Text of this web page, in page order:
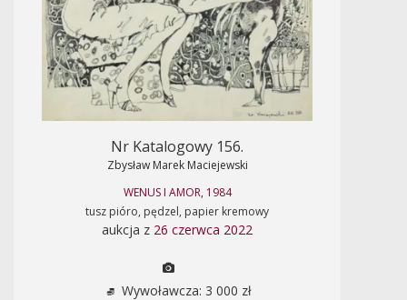
Nr Katalogowy 156.
Zbysław Marek Maciejewski
WENUS I AMOR, 1984
tusz pióro, pędzel, papier kremowy
aukcja z 26 czerwca 2022
Wywoławcza: 3 000 zł